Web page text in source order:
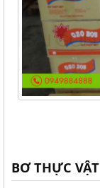
BƠ THỰC VẬT